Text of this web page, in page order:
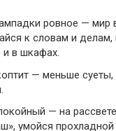
ровное — мир
к словам и делам,
и в шкафах.
— меньше
— на
умойся